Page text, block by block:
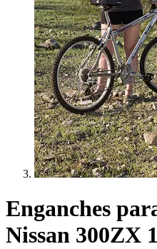
Enganches
Nissan 300ZX